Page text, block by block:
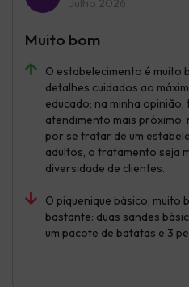
Julho 2026
O estabelecimento é muito
detalhes cuidados ao
educado; na minha
atendimento mais próximo,
por se tratar de um
adultos, o tratamento seja
diversidade de clientes.
O piquenique básico, muito
bastante: duas sandes
um pacote de batatas e 3
Muito bom